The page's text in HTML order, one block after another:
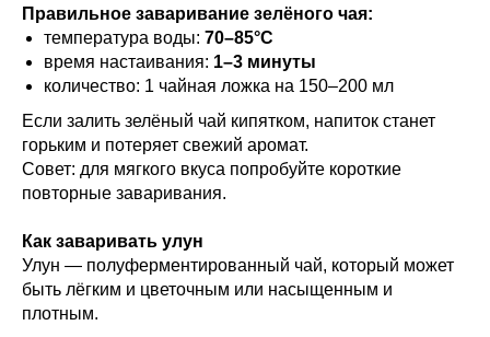
Правильное заваривание зелёного чая:
температура воды: 70–85°C
время настаивания: 1–3 минуты
количество: 1 чайная ложка на 150–200 мл
Если залить зелёный чай кипятком, напиток станет
горьким и потеряет свежий аромат.
Совет: для мягкого вкуса попробуйте короткие
повторные заваривания.
Как заваривать улун
Улун — полуферментированный чай, который может
быть лёгким и цветочным или насыщенным и
плотным.